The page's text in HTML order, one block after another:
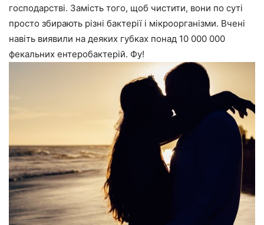
господарстві. Замість того, щоб чистити, вони по суті
просто збирають різні бактерії і мікроорганізми. Вчені
навіть виявили на деяких губках понад 10 000 000
фекальних ентеробактерій. Фу!